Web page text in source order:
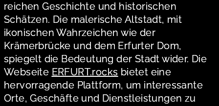
reichen Geschichte und historischen
Schätzen. Die malerische Altstadt, mit
ikonischen Wahrzeichen wie der
Krämerbrücke und dem Erfurter Dom,
spiegelt die Bedeutung der Stadt wider. Die
Webseite ERFURT.rocks bietet eine
hervorragende Plattform, um interessante
Orte, Geschäfte und Dienstleistungen zu